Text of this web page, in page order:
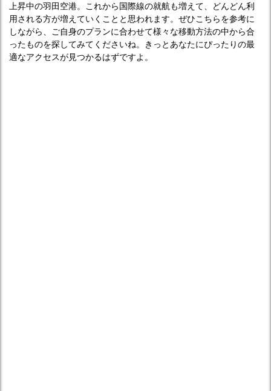
上昇中の羽田空港。これから国際線の就航も増えて、どんどん利
用される方が増えていくことと思われます。ぜひこちらを参考に
しながら、ご自身のプランに合わせて様々な移動方法の中から合
ったものを探してみてくださいね。きっとあなたにぴったりの最
適なアクセスが見つかるはずですよ。